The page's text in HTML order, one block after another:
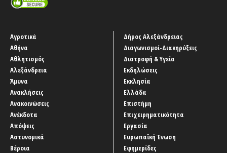
Αγροτικά
Αθήνα
Αθλητισμός
Αλεξάνδρεια
Άμυνα
Ανακλήσεις
Ανακοινώσεις
Ανέκδοτα
Απόψεις
Αστυνομικά
Βέροια
Δήμος Αλεξάνδρειας
Διαγωνισμοί-Διακηρύξεις
Διατροφή & Υγεία
Εκδηλώσεις
Εκκλησία
Ελλάδα
Επιστήμη
Επιχειρηματικότητα
Εργασία
Ευρωπαϊκή Ένωση
Εφημερίδες